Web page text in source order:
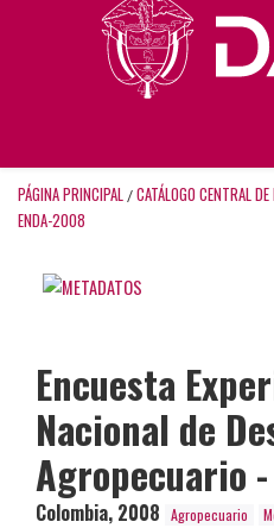
PÁGINA PRINCIPAL / CATÁLOGO CENTRAL
ENDA-2008
Encuesta
Nacional de
Agropecuario
Colombia, 2008 Agropecuario